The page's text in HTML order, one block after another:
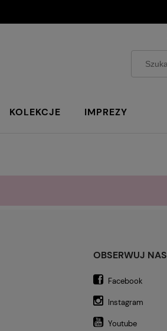
KOLEKCJE IMPREZY
OBSERWUJ NAS
Facebook
Instagram
Youtube